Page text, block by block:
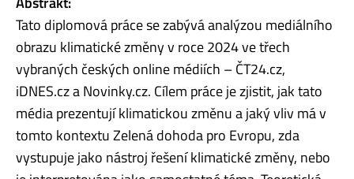
Tato diplomová práce se zabývá analýzou mediálního
obrazu klimatické změny v roce 2024 ve třech
vybraných českých online médiích – ČT24.cz,
iDNES.cz a Novinky.cz. Cílem práce je zjistit, jak tato
média prezentují klimatickou změnu a jaký vliv má v
tomto kontextu Zelená dohoda pro Evropu, zda
vystupuje jako nástroj řešení klimatické změny, nebo